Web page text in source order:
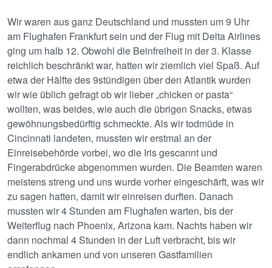
Wir waren aus ganz Deutschland und mussten um 9 Uhr
am Flughafen Frankfurt sein und der Flug mit Delta Airlines
ging um halb 12. Obwohl die Beinfreiheit in der 3. Klasse
reichlich beschränkt war, hatten wir ziemlich viel Spaß. Auf
etwa der Hälfte des 9stündigen über den Atlantik wurden
wir wie üblich gefragt ob wir lieber „chicken or pasta“
wollten, was beides, wie auch die übrigen Snacks, etwas
gewöhnungsbedürftig schmeckte. Als wir todmüde in
Cincinnati landeten, mussten wir erstmal an der
Einreisebehörde vorbei, wo die Iris gescannt und
Fingerabdrücke abgenommen wurden. Die Beamten waren
meistens streng und uns wurde vorher eingeschärft, was wir
zu sagen hatten, damit wir einreisen durften. Danach
mussten wir 4 Stunden am Flughafen warten, bis der
Weiterflug nach Phoenix, Arizona kam. Nachts haben wir
dann nochmal 4 Stunden in der Luft verbracht, bis wir
endlich ankamen und von unseren Gastfamilien